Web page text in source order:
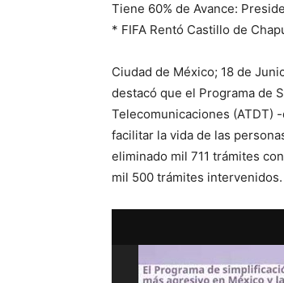
Tiene 60% de Avance:
* FIFA Rentó Castillo de
Ciudad de México; 18 de
destacó que el Programa de
Telecomunicaciones (ATDT)
facilitar la vida de las
eliminado mil 711 trámites
mil 500 trámites intervenidos.